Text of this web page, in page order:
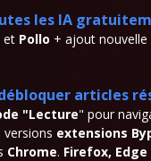
les IA
et Pollo + ajout nouvelle
articles
"Lecture" pour
extensions
Chrome. Firefox, Edge